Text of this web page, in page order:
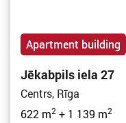
Apartment building
Jēkabpils iela 27
Centrs, Rīga
622 m2 + 1 139 m2